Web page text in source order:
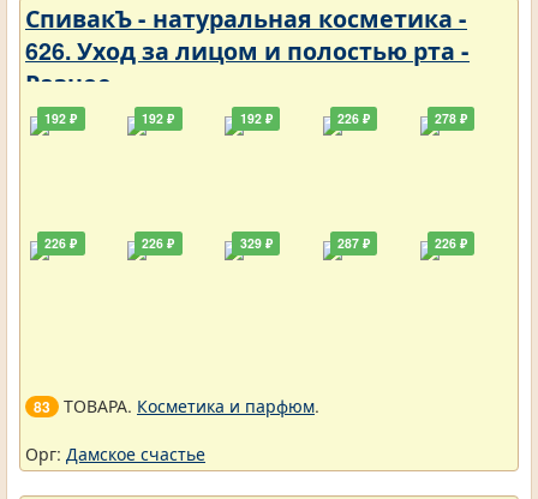
СпивакЪ - натуральная косметика -
626. Уход за лицом и полостью рта -
Разное
192 ₽
226 ₽
192 ₽
226 ₽
192 ₽
329 ₽
226 ₽
287 ₽
278 ₽
226 ₽
83 ТОВАРА. Косметика и парфюм.
Орг: Дамское счастье